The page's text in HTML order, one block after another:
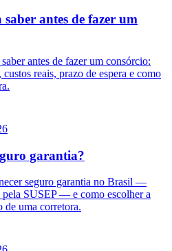
saber antes de fazer um
antes de fazer um consórcio:
reais, prazo de espera e como
garantia?
seguro garantia no Brasil —
pela SUSEP — e como escolher a
de uma corretora.